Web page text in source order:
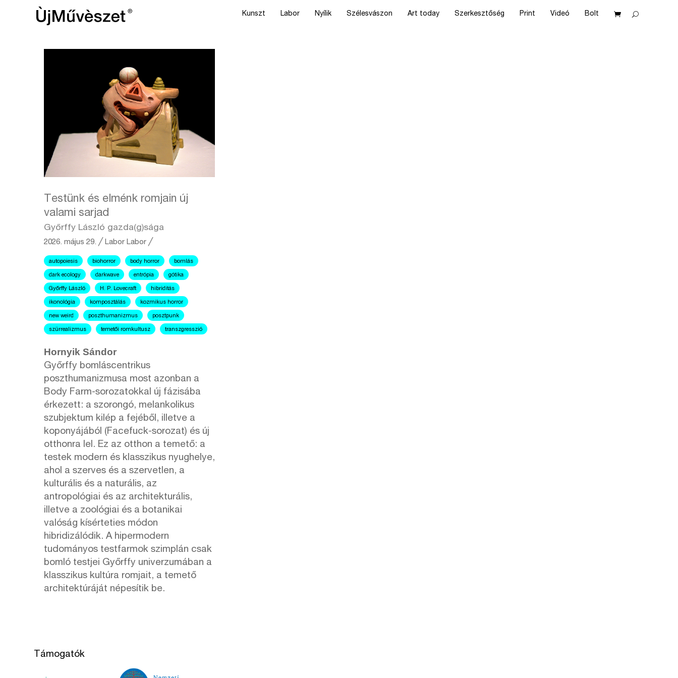
Kunszt Labor Nyílik Szélesvászon Art today Szerkesztőség Print Videó Bolt
Testünk és elménk romjain új
valami sarjad
Győrffy László gazda(g)sága
2026. május 29. ╱Labor Labor ╱
autopoiesis biohorror body horror bomlás
dark ecology darkwave entrópia gótika
Győrffy László H. P. Lovecraft hibriditás
ikonológia komposztálás kozmikus horror
new weird poszthumanizmus posztpunk
szürrealizmus temetői romkultusz transzgresszió
Hornyik Sándor
Győrffy bomláscentrikus
poszthumanizmusa most azonban a
Body Farm-sorozatokkal új fázisába
érkezett: a szorongó, melankolikus
szubjektum kilép a fejéből, illetve a
koponyájából (Facefuck-sorozat) és új
otthonra lel. Ez az otthon a temető: a
testek modern és klasszikus nyughelye,
ahol a szerves és a szervetlen, a
kulturális és a naturális, az
antropológiai és az architekturális,
illetve a zoológiai és a botanikai
valóság kísérteties módon
hibridizálódik. A hipermodern
tudományos testfarmok szimplán csak
bomló testjei Győrffy univerzumában a
klasszikus kultúra romjait, a temető
architektúráját népesítik be.
Támogatók